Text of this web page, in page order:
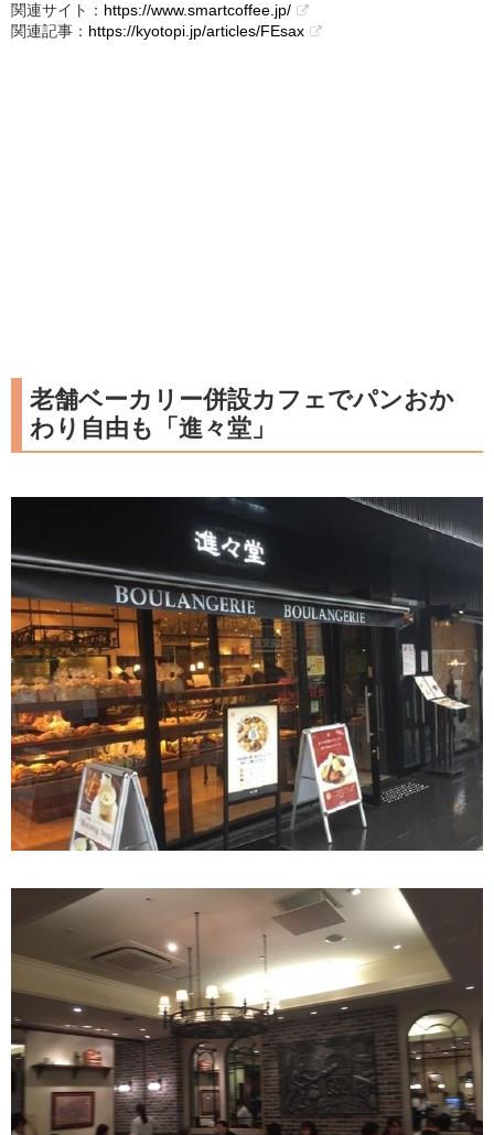
関連サイト： https://www.smartcoffee.jp/
関連記事： https://kyotopi.jp/articles/FEsax
老舗ベーカリー併設カフェでパンおか
わり自由も「進々堂」